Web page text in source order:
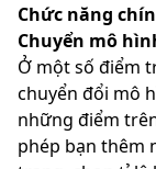
Chức năng
Chuyển mô
Ở một số điểm
chuyển đổi mô
những điểm
phép bạn thêm